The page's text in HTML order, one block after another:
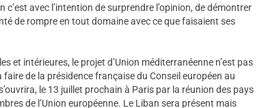
avec l’intention de surprendre l’opinion, de démontrer
de rompre en tout domaine avec ce que faisaient ses
et intérieures, le projet d’Union méditerranéenne n’est pas
de la présidence française du Conseil européen au
le 13 juillet prochain à Paris par la réunion des pays
de l’Union européenne. Le Liban sera présent mais